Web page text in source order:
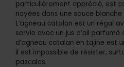
particulièrement apprécié, est
noyées dans une sauce
L’agneau catalan est un régal
servie avec un jus d’ail parfumé
d’agneau catalan en tajine est
il est impossible de résister,
pascales.